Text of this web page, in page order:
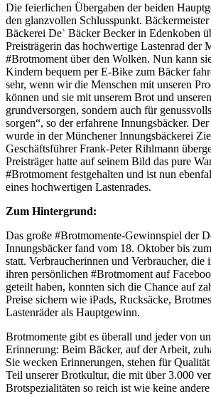
Die feierlichen Übergaben der beiden
den glanzvollen Schlusspunkt.
Bäckerei Deʾ Bäcker Becker in Edenkoben
Preisträgerin das hochwertige Lastenrad der
#Brotmoment über den Wolken. Nun kann
Kindern bequem per E-Bike zum Bäcker
sehr, wenn wir die Menschen mit unseren
können und sie mit unserem Brot und
grundversorgen, sondern auch für
sorgen“, so der erfahrene Innungsbäcker.
wurde in der Münchener Innungsbäckerei
Geschäftsführer Frank-Peter Rihlmann
Preisträger hatte auf seinem Bild das pure
#Brotmoment festgehalten und ist nun
eines hochwertigen Lastenrades.
Zum Hintergrund:
Das große #Brotmomente-Gewinnspiel der
Innungsbäcker fand vom 18. Oktober bis
statt. Verbraucherinnen und Verbraucher, die
ihren persönlichen #Brotmoment auf
geteilt haben, konnten sich die Chance auf
Preise sichern wie iPads, Rucksäcke,
Lastenräder als Hauptgewinn.
Brotmomente gibt es überall und jeder von
Erinnerung: Beim Bäcker, auf der Arbeit,
Sie wecken Erinnerungen, stehen für
Teil unserer Brotkultur, die mit über 3.000
Brotspezialitäten so reich ist wie keine